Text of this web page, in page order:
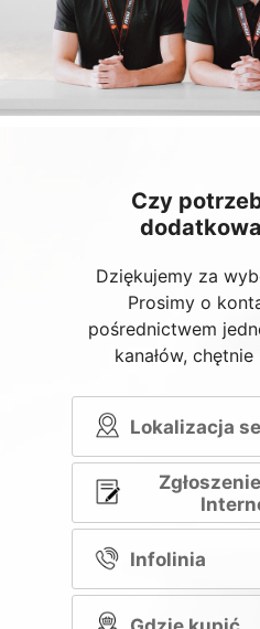
Czy
Dziękujemy za
Prosimy o
pośrednictwem
kanałów,
Lokalizacja
Infolinia